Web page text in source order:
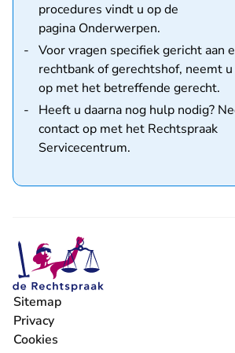
procedures vindt u op de
pagina Onderwerpen.
Voor vragen specifiek gericht aan
rechtbank of gerechtshof, neemt
op met het betreffende gerecht.
Heeft u daarna nog hulp nodig?
contact op met het Rechtspraak
Servicecentrum.
Sitemap
Privacy
Cookies